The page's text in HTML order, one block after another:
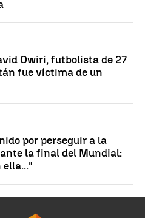
Owiri, futbolista de 27
fue víctima de un
por perseguir a la
la final del Mundial:
ella..."